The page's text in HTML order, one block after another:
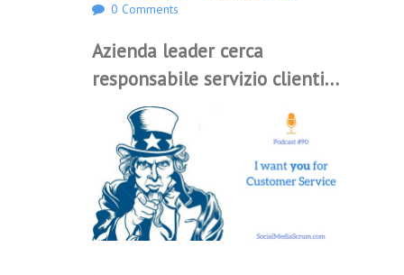
0 Comments
Azienda leader cerca
responsabile servizio clienti…